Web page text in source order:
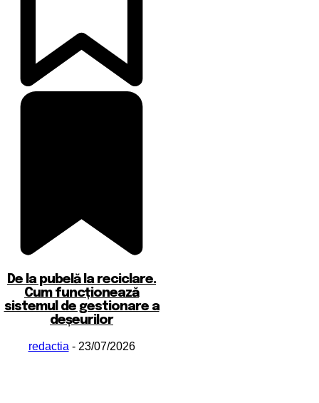
De la pubelă la reciclare.
Cum funcționează
sistemul de gestionare a
deșeurilor
redactia - 23/07/2026